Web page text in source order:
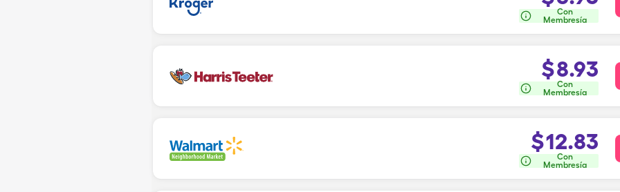
Con
Membresía
$8.93
Con
Membresía
$12.83
Con
Membresía